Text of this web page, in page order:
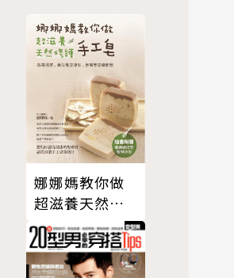
娜娜媽教你做
超滋養天然修
護手工皂